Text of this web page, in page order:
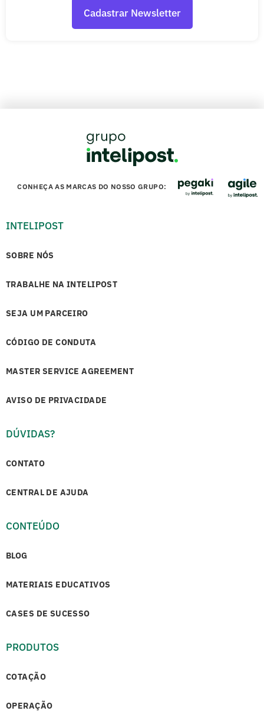
CONHEÇA AS MARCAS DO NOSSO GRUPO:
INTELIPOST
SOBRE NÓS
TRABALHE NA INTELIPOST
SEJA UM PARCEIRO
CÓDIGO DE CONDUTA
MASTER SERVICE AGREEMENT
AVISO DE PRIVACIDADE
DÚVIDAS?
CONTATO
CENTRAL DE AJUDA
CONTEÚDO
BLOG
MATERIAIS EDUCATIVOS
CASES DE SUCESSO
PRODUTOS
COTAÇÃO
OPERAÇÃO